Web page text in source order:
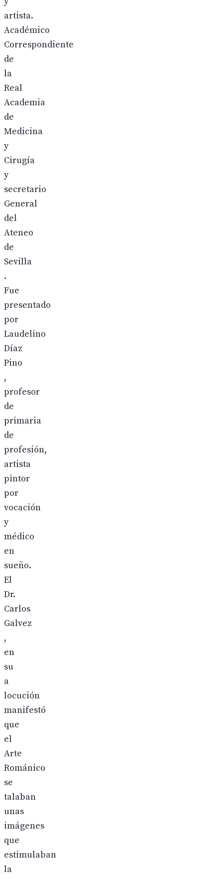
artista.
Académico
Correspondiente
de
la
Real
Academia
de
Medicina
y
Cirugía
y
secretario
General
del
Ateneo
de
Sevilla
.
Fue
presentado
por
Laudelino
Díaz
Pino
,
profesor
de
primaria
de
profesión,
artista
pintor
por
vocación
y
médico
en
sueño.
El
Dr.
Carlos
Galvez
,
en
su
a
locución
manifestó
que
el
Arte
Románico
se
talaban
unas
imágenes
que
estimulaban
la